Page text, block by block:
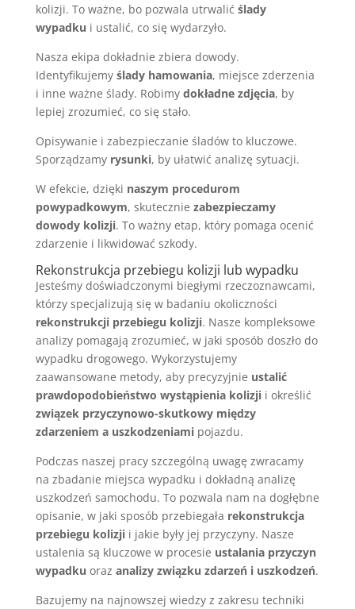
kolizji. To ważne, bo pozwala utrwalić ślady
wypadku i ustalić, co się wydarzyło.
Nasza ekipa dokładnie zbiera dowody.
Identyfikujemy ślady hamowania, miejsce zderzenia
i inne ważne ślady. Robimy dokładne zdjęcia, by
lepiej zrozumieć, co się stało.
Opisywanie i zabezpieczanie śladów to kluczowe.
Sporządzamy rysunki, by ułatwić analizę sytuacji.
W efekcie, dzięki naszym procedurom
powypadkowym, skutecznie zabezpieczamy
dowody kolizji. To ważny etap, który pomaga ocenić
zdarzenie i likwidować szkody.
Rekonstrukcja przebiegu kolizji lub wypadku
Jesteśmy doświadczonymi biegłymi rzeczoznawcami,
którzy specjalizują się w badaniu okoliczności
rekonstrukcji przebiegu kolizji. Nasze kompleksowe
analizy pomagają zrozumieć, w jaki sposób doszło do
wypadku drogowego. Wykorzystujemy
zaawansowane metody, aby precyzyjnie ustalić
prawdopodobieństwo wystąpienia kolizjii określić
związek przyczynowo-skutkowy między
zdarzeniem a uszkodzeniamipojazdu.
Podczas naszej pracy szczególną uwagę zwracamy
na zbadanie miejsca wypadku i dokładną analizę
uszkodzeń samochodu. To pozwala nam na dogłębne
opisanie, w jaki sposób przebiegała rekonstrukcja
przebiegu kolizjii jakie były jej przyczyny. Nasze
ustalenia są kluczowe w procesie ustalania przyczyn
wypadku oraz analizy związku zdarzeń i uszkodzeń.
Bazujemy na najnowszej wiedzy z zakresu techniki